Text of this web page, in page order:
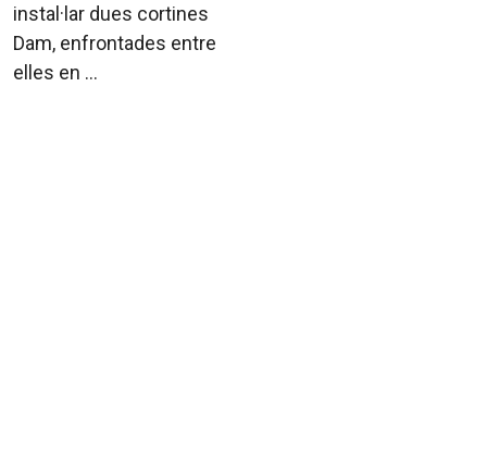
instal·lar dues cortines
Dam, enfrontades entre
elles en ...